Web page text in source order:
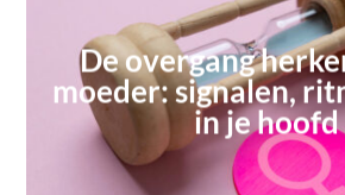
De overgang
moeder: signalen,
in je hoofd